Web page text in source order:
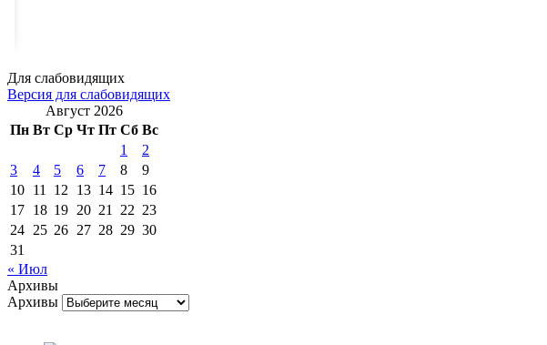
Для слабовидящих
Версия для слабовидящих
Август 2026
Пн Вт Ср Чт Пт Сб Вс
1
2
3
4 5 6 7 8
9
10 11 12 13 14 15 16
17 18 19 20 21 22 23
24 25 26 27 28 29 30
31
« Июл
Архивы
Архивы